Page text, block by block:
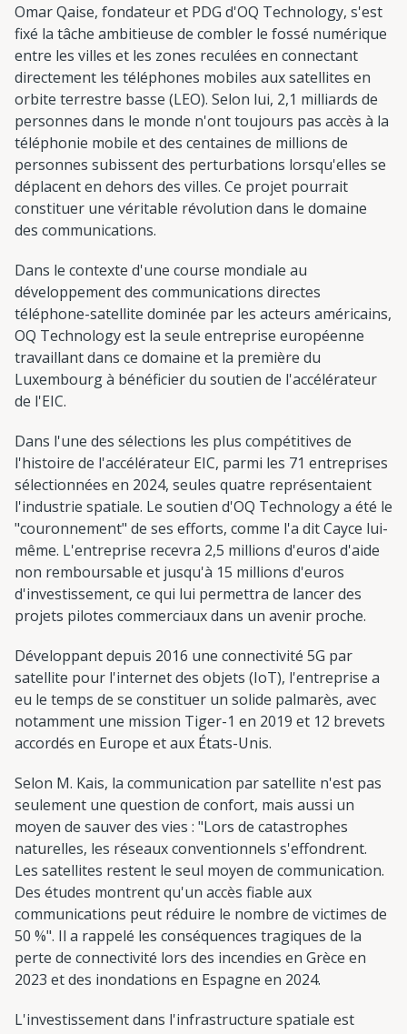
Omar Qaise, fondateur et PDG d'OQ Technology, s'est
fixé la tâche ambitieuse de combler le fossé numérique
entre les villes et les zones reculées en connectant
directement les téléphones mobiles aux satellites en
orbite terrestre basse (LEO). Selon lui, 2,1 milliards de
personnes dans le monde n'ont toujours pas accès à la
téléphonie mobile et des centaines de millions de
personnes subissent des perturbations lorsqu'elles se
déplacent en dehors des villes. Ce projet pourrait
constituer une véritable révolution dans le domaine
des communications.
Dans le contexte d'une course mondiale au
développement des communications directes
téléphone-satellite dominée par les acteurs américains,
OQ Technology est la seule entreprise européenne
travaillant dans ce domaine et la première du
Luxembourg à bénéficier du soutien de l'accélérateur
de l'EIC.
Dans l'une des sélections les plus compétitives de
l'histoire de l'accélérateur EIC, parmi les 71 entreprises
sélectionnées en 2024, seules quatre représentaient
l'industrie spatiale. Le soutien d'OQ Technology a été le
"couronnement" de ses efforts, comme l'a dit Cayce lui-
même. L'entreprise recevra 2,5 millions d'euros d'aide
non remboursable et jusqu'à 15 millions d'euros
d'investissement, ce qui lui permettra de lancer des
projets pilotes commerciaux dans un avenir proche.
Développant depuis 2016 une connectivité 5G par
satellite pour l'internet des objets (IoT), l'entreprise a
eu le temps de se constituer un solide palmarès, avec
notamment une mission Tiger-1 en 2019 et 12 brevets
accordés en Europe et aux États-Unis.
Selon M. Kais, la communication par satellite n'est pas
seulement une question de confort, mais aussi un
moyen de sauver des vies : "Lors de catastrophes
naturelles, les réseaux conventionnels s'effondrent.
Les satellites restent le seul moyen de communication.
Des études montrent qu'un accès fiable aux
communications peut réduire le nombre de victimes de
50 %". Il a rappelé les conséquences tragiques de la
perte de connectivité lors des incendies en Grèce en
2023 et des inondations en Espagne en 2024.
L'investissement dans l'infrastructure spatiale est